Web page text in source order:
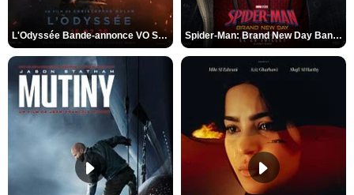
L'Odyssée Bande-annonce VO STFR Spider-Man: Brand New Day Bande-annonce VO STFR